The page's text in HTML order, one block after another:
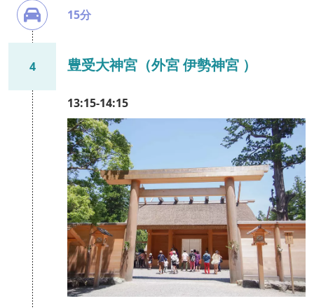
15分
4 豊受大神宮（外宮 伊勢神宮 ）
13:15-14:15